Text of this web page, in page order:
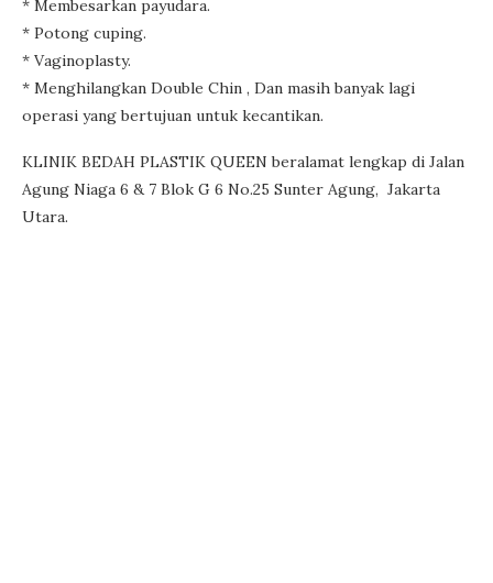
* Membesarkan payudara.
* Potong cuping.
* Vaginoplasty.
* Menghilangkan Double Chin , Dan masih banyak lagi
operasi yang bertujuan untuk kecantikan.
KLINIK BEDAH PLASTIK QUEEN beralamat lengkap di Jalan
Agung Niaga 6 & 7 Blok G 6 No.25 Sunter Agung, Jakarta
Utara.